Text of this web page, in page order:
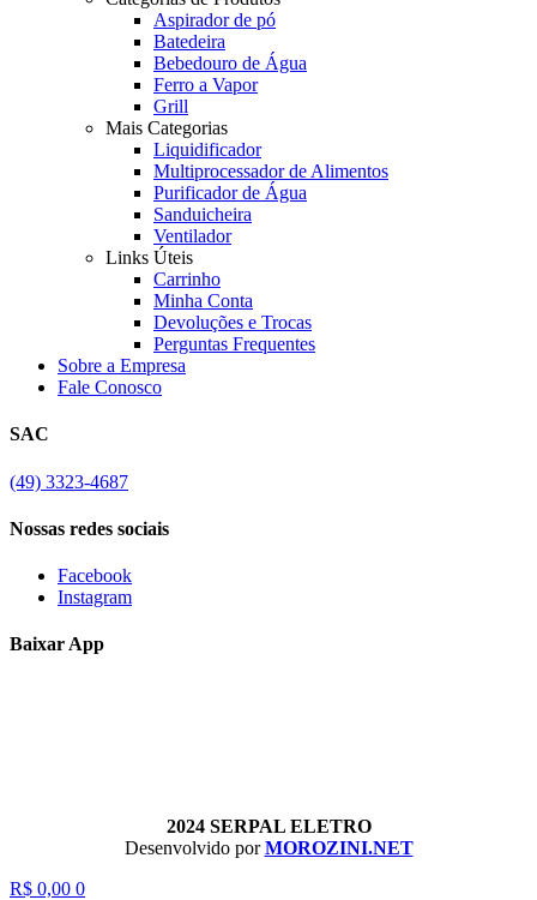
Aspirador de pó
Batedeira
Bebedouro de Água
Ferro a Vapor
Grill
Mais Categorias
Liquidificador
Multiprocessador de Alimentos
Purificador de Água
Sanduicheira
Ventilador
Links Úteis
Carrinho
Minha Conta
Devoluções e Trocas
Perguntas Frequentes
Sobre a Empresa
Fale Conosco
SAC
(49) 3323-4687
Nossas redes sociais
Facebook
Instagram
Baixar App
2024 SERPAL ELETRO
Desenvolvido porMOROZINI.NET
R$ 0,00 0